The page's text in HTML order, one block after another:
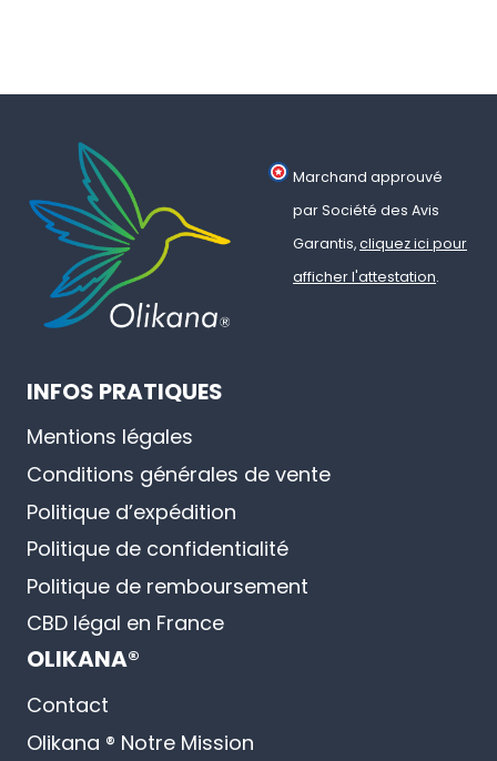
Marchand approuvé
par Société des Avis
Garantis,cliquez ici pour
afficher l'attestation.
INFOS PRATIQUES
Mentions légales
Conditions générales de vente
Politique d’expédition
Politique de confidentialité
Politique de remboursement
CBD légal en France
OLIKANA®
Contact
Olikana ® Notre Mission